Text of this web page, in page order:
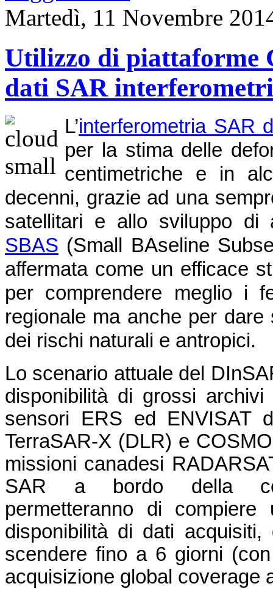
Martedì, 11 Novembre
Utilizzo di piattaforme
dati SAR
L’interferometria SAR
per la stima delle
centimetriche e in
decenni, grazie ad una
satellitari e allo sviluppo
SBAS (Small BAseline
affermata come un efficace
per comprendere meglio i
regionale ma anche per
dei rischi naturali e antropici.
Lo scenario attuale del
disponibilità di grossi
sensori ERS ed ENVISAT
TerraSAR-X (DLR) e
missioni canadesi
SAR a bordo della
permetteranno di
disponibilità di dati
scendere fino a 6 giorni
acquisizione global coverage